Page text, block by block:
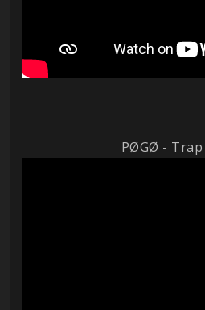
PØGØ - Trap